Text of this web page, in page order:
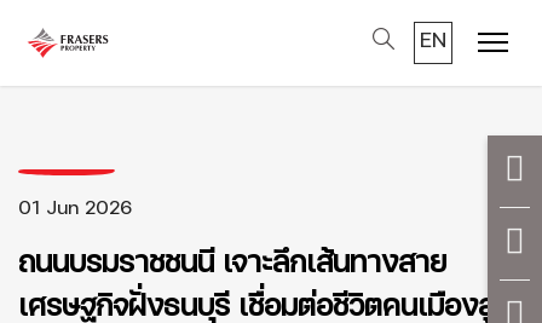
EN
Menu
01 Jun 2026
ถนนบรมราชชนนี เจาะลึกเส้นทางสาย
เศรษฐกิจฝั่งธนบุรี เชื่อมต่อชีวิตคนเมืองสู่